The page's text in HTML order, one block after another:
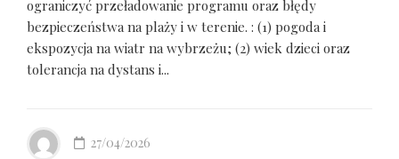
ograniczyć przeładowanie programu oraz błędy
bezpieczeństwa na plaży i w terenie. : (1) pogoda i
ekspozycja na wiatr na wybrzeżu; (2) wiek dzieci oraz
tolerancja na dystans i...
27/04/2026